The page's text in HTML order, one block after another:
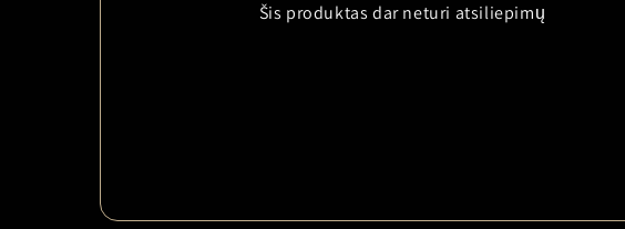
Šis produktas dar neturi atsiliepimų